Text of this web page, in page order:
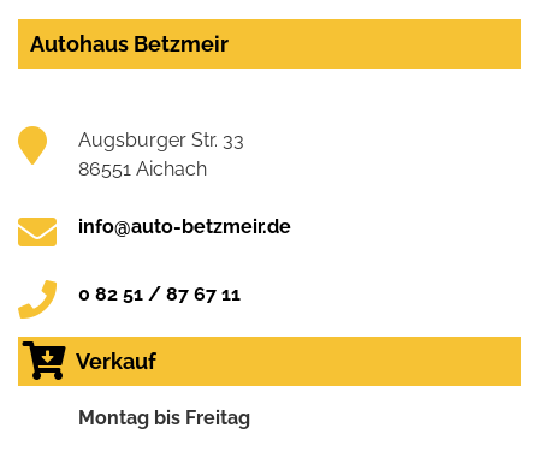
Autohaus Betzmeir
Augsburger Str. 33
86551 Aichach
info@auto-betzmeir.de
0 82 51 / 87 67 11
Verkauf
Montag bis Freitag